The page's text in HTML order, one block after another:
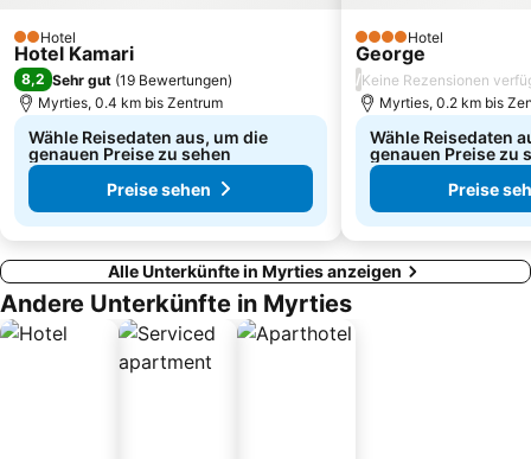
Avlakia
Akti Zouroudi
Palmarina Yalikavak
Palmarina Bodrum
2 Sterne
Hotel
Hotel Kamari
8,2 Sehr gut (19 Bewertungen)
Myrties, 0.4 km bis Zentrum
Wähle Reisedaten aus, um die
genauen Preise zu sehen
Preise sehen
4 SterneHotel
George
/Keine Rezensionen
Myrties, 0.2 km bis
Wähle Reisedaten
genauen Preise zu
Preise
Alle Unterkünfte in Myrties anzeigen
Andere Unterkünfte in Myrties